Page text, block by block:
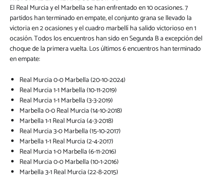
El Real Murcia y el Marbella se han enfrentado en 10 ocasiones. 7
partidos han terminado en empate, el conjunto grana se llevado la
victoria en 2 ocasiones y el cuadro marbellí ha salido victorioso en 1
ocasión. Todos los encuentros han sido en Segunda B a excepción del
choque de la primera vuelta. Los últimos 6 encuentros han terminado
en empate:
Real Murcia 0-0 Marbella (20-10-2024)
Real Murcia 1-1 Marbella (10-11-2019)
Real Murcia 1-1 Marbella (3-3-2019)
Marbella 0-0 Real Murcia (14-10-2018)
Marbella 1-1 Real Murcia (4-3-2018)
Real Murcia 3-0 Marbella (15-10-2017)
Marbella 1-1 Real Murcia (2-4-2017)
Real Murcia 1-0 Marbella (6-11-2016)
Real Murcia 0-0 Marbella (10-1-2016)
Marbella 3-1 Real Murcia (22-8-2015)